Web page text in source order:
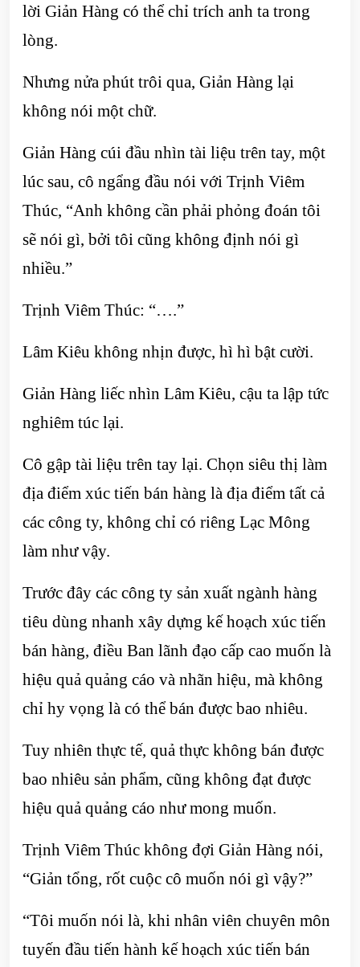
lời Giản Hàng có thể chỉ trích anh ta trong
lòng.
Nhưng nửa phút trôi qua, Giản Hàng lại
không nói một chữ.
Giản Hàng cúi đầu nhìn tài liệu trên tay, một
lúc sau, cô ngẩng đầu nói với Trịnh Viêm
Thúc, “Anh không cần phải phỏng đoán tôi
sẽ nói gì, bởi tôi cũng không định nói gì
nhiều.”
Trịnh Viêm Thúc: “….”
Lâm Kiêu không nhịn được, hì hì bật cười.
Giản Hàng liếc nhìn Lâm Kiêu, cậu ta lập tức
nghiêm túc lại.
Cô gập tài liệu trên tay lại. Chọn siêu thị làm
địa điểm xúc tiến bán hàng là địa điểm tất cả
các công ty, không chỉ có riêng Lạc Mông
làm như vậy.
Trước đây các công ty sản xuất ngành hàng
tiêu dùng nhanh xây dựng kế hoạch xúc tiến
bán hàng, điều Ban lãnh đạo cấp cao muốn là
hiệu quả quảng cáo và nhãn hiệu, mà không
chỉ hy vọng là có thể bán được bao nhiêu.
Tuy nhiên thực tế, quả thực không bán được
bao nhiêu sản phẩm, cũng không đạt được
hiệu quả quảng cáo như mong muốn.
Trịnh Viêm Thúc không đợi Giản Hàng nói,
“Giản tổng, rốt cuộc cô muốn nói gì vậy?”
“Tôi muốn nói là, khi nhân viên chuyên môn
tuyến đầu tiến hành kế hoạch xúc tiến bán